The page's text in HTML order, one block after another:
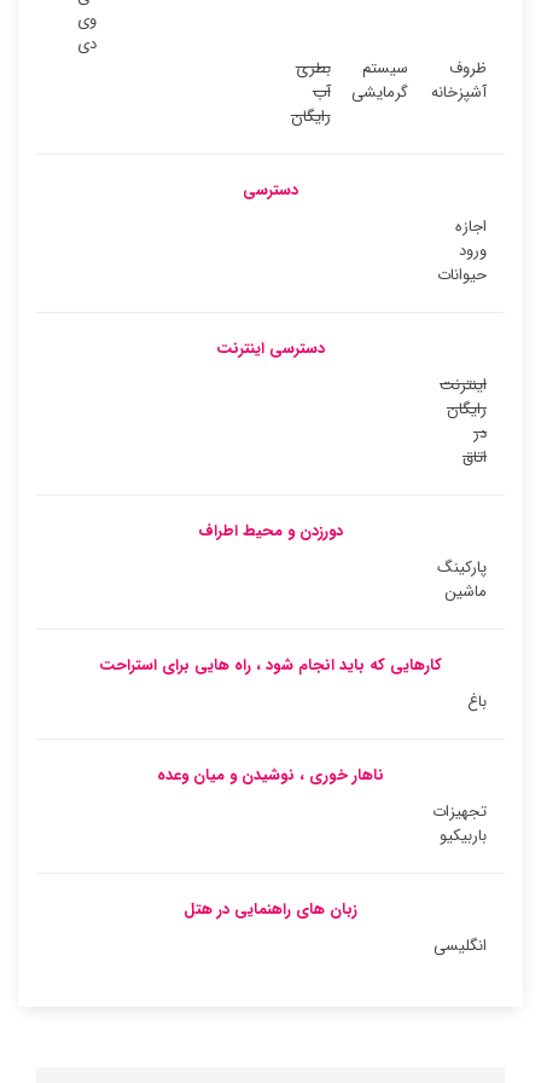
وی
دی
ظروف
آشپزخانه
سیستم
گرمایشی
بطری
آب
رایگان
دسترسی
اجازه
ورود
حیوانات
دسترسی اینترنت
اینترنت
رایگان
در
اتاق
دورزدن و محیط اطراف
پارکینگ
ماشین
کارهایی که باید انجام شود ، راه هایی برای استراحت
باغ
ناهار خوری ، نوشیدن و میان وعده
تجهیزات
باربیکیو
زبان های راهنمایی در هتل
انگلیسی